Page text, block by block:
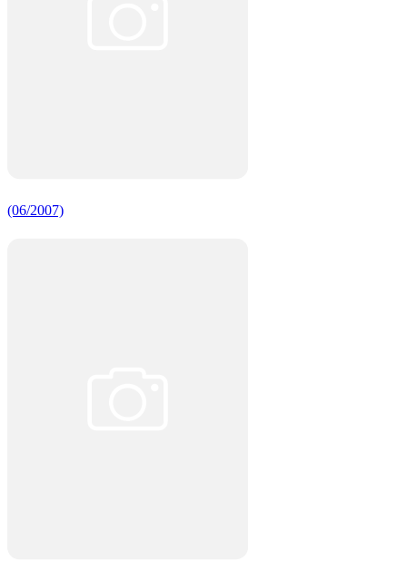
(06/2007)